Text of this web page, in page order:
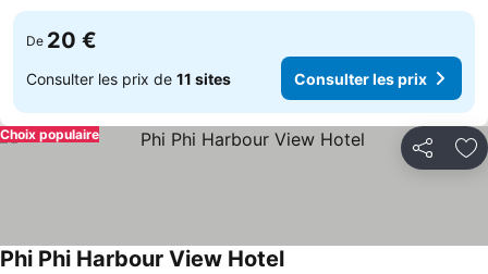
De 20 €
Consulter les prix de 11 sites Consulter les prix
Partager
Choix populaire
Phi Phi Harbour View Hotel